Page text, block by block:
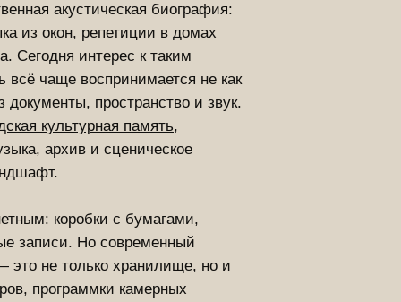
акустическая биография:
из окон, репетиции в домах
Сегодня интерес к таким
всё чаще воспринимается не как
пространство и звук.
культурная память,
архив и сценическое
коробки с бумагами,
записи. Но современный
это не только хранилище, но и
программки камерных